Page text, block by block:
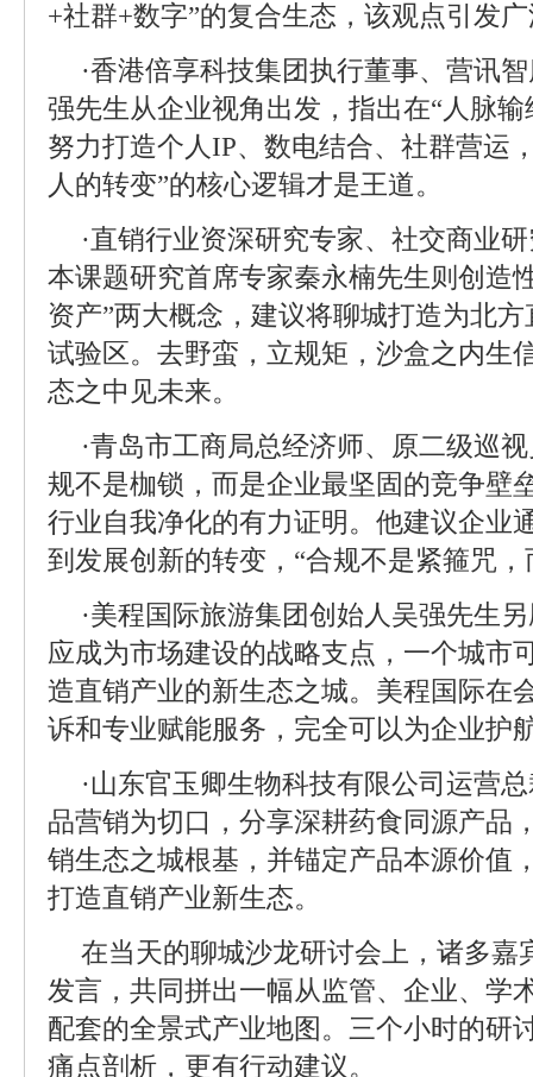
+社群+数字”的复合生态，该观点引发
·香港倍享科技集团执行董事、营讯
强先生从企业视角出发，指出在“人脉
努力打造个人IP、数电结合、社群营运
人的转变”的核心逻辑才是王道。
·直销行业资深研究专家、社交商业
本课题研究首席专家秦永楠先生则创造
资产”两大概念，建议将聊城打造为北
试验区。去野蛮，立规矩，沙盒之内生
态之中见未来。
·青岛市工商局总经济师、原二级巡
规不是枷锁，而是企业最坚固的竞争壁
行业自我净化的有力证明。他建议企业
到发展创新的转变，“合规不是紧箍咒，
·美程国际旅游集团创始人吴强先生
应成为市场建设的战略支点，一个城市
造直销产业的新生态之城。美程国际在
诉和专业赋能服务，完全可以为企业护
·山东官玉卿生物科技有限公司运营
品营销为切口，分享深耕药食同源产品
销生态之城根基，并锚定产品本源价值
打造直销产业新生态。
在当天的聊城沙龙研讨会上，诸多嘉
发言，共同拼出一幅从监管、企业、学
配套的全景式产业地图。三个小时的研
痛点剖析，更有行动建议。